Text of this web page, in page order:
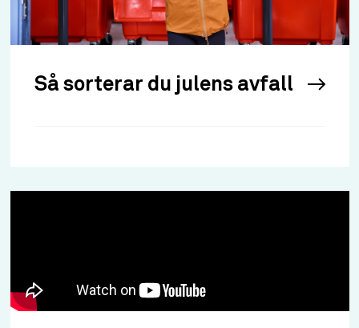
Så sorterar du julens avfall